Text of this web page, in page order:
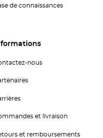
de connaissances
nous
et livraison
et remboursements